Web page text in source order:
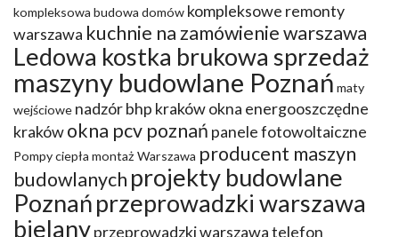
kompleksowa budowa domów kompleksowe remonty
warszawa kuchnie na zamówienie warszawa
Ledowa kostka brukowa sprzedaż
maszyny budowlane Poznań maty
wejściowe nadzór bhp krakówokna energooszczędne
krakówokna pcv poznań panele fotowoltaiczne
Pompy ciepła montaż Warszawa producent maszyn
budowlanych projekty budowlane
Poznańprzeprowadzki warszawa
bielanyprzeprowadzki warszawa telefon